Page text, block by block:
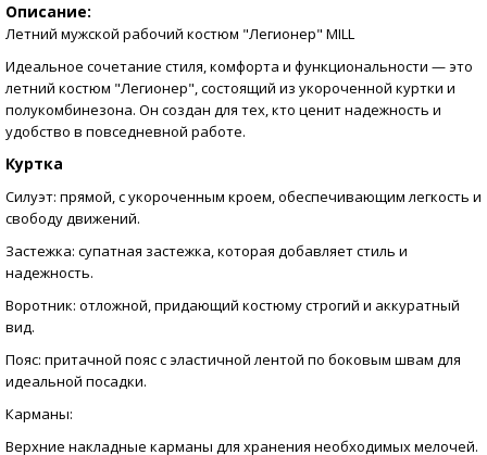
Описание:
Летний мужской рабочий костюм "Легионер" MILL
Идеальное сочетание стиля, комфорта и функциональности — это
летний костюм "Легионер", состоящий из укороченной куртки и
полукомбинезона. Он создан для тех, кто ценит надежность и
удобство в повседневной работе.
Куртка
Силуэт: прямой, с укороченным кроем, обеспечивающим легкость и
свободу движений.
Застежка: супатная застежка, которая добавляет стиль и
надежность.
Воротник: отложной, придающий костюму строгий и аккуратный
вид.
Пояс: притачной пояс с эластичной лентой по боковым швам для
идеальной посадки.
Карманы:
Верхние накладные карманы для хранения необходимых мелочей.